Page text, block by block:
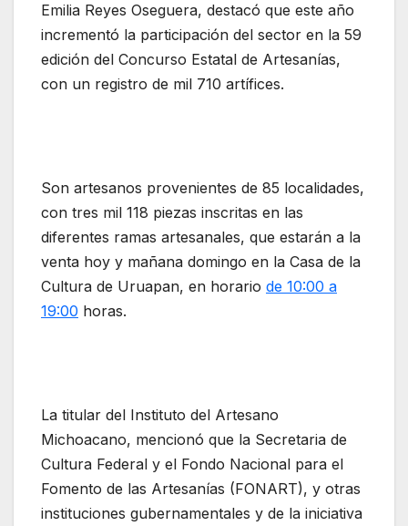
Emilia Reyes Oseguera, destacó que este año
incrementó la participación del sector en la 59
edición del Concurso Estatal de Artesanías,
con un registro de mil 710 artífices.
Son artesanos provenientes de 85 localidades,
con tres mil 118 piezas inscritas en las
diferentes ramas artesanales, que estarán a la
venta hoy y mañana domingo en la Casa de la
Cultura de Uruapan, en horario de 10:00 a
19:00 horas.
La titular del Instituto del Artesano
Michoacano, mencionó que la Secretaria de
Cultura Federal y el Fondo Nacional para el
Fomento de las Artesanías (FONART), y otras
instituciones gubernamentales y de la iniciativa